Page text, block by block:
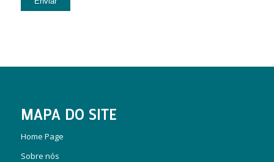
MAPA DO SITE
Home Page
Sobre nós